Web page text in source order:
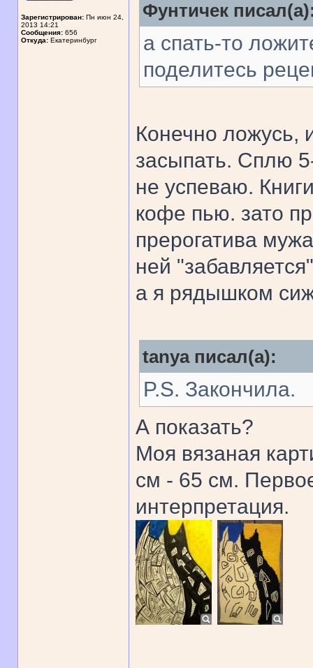
Зарегистрирован: Пн июн 24,
2013 14:21
Сообщения: 656
Откуда: Екатеринбург
Фунтичек
а спать-то
поделитесь
Конечно ложусь,
засыпать. Сплю
не успеваю.
кофе пью. зато
прерогатива
ней
а я рядышком
tanya писал(а):
P.S. Закончила.
А показать?
Моя вязаная
см - 65 см.
интерпретация.